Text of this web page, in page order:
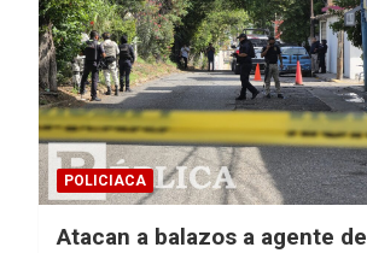
POLICIACA
Atacan a balazos a agente de